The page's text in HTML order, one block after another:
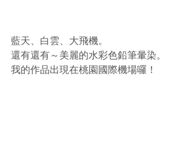
藍天、白雲、大飛機。
還有還有～美麗的水彩色鉛筆暈染。
我的作品出現在桃園國際機場囉！